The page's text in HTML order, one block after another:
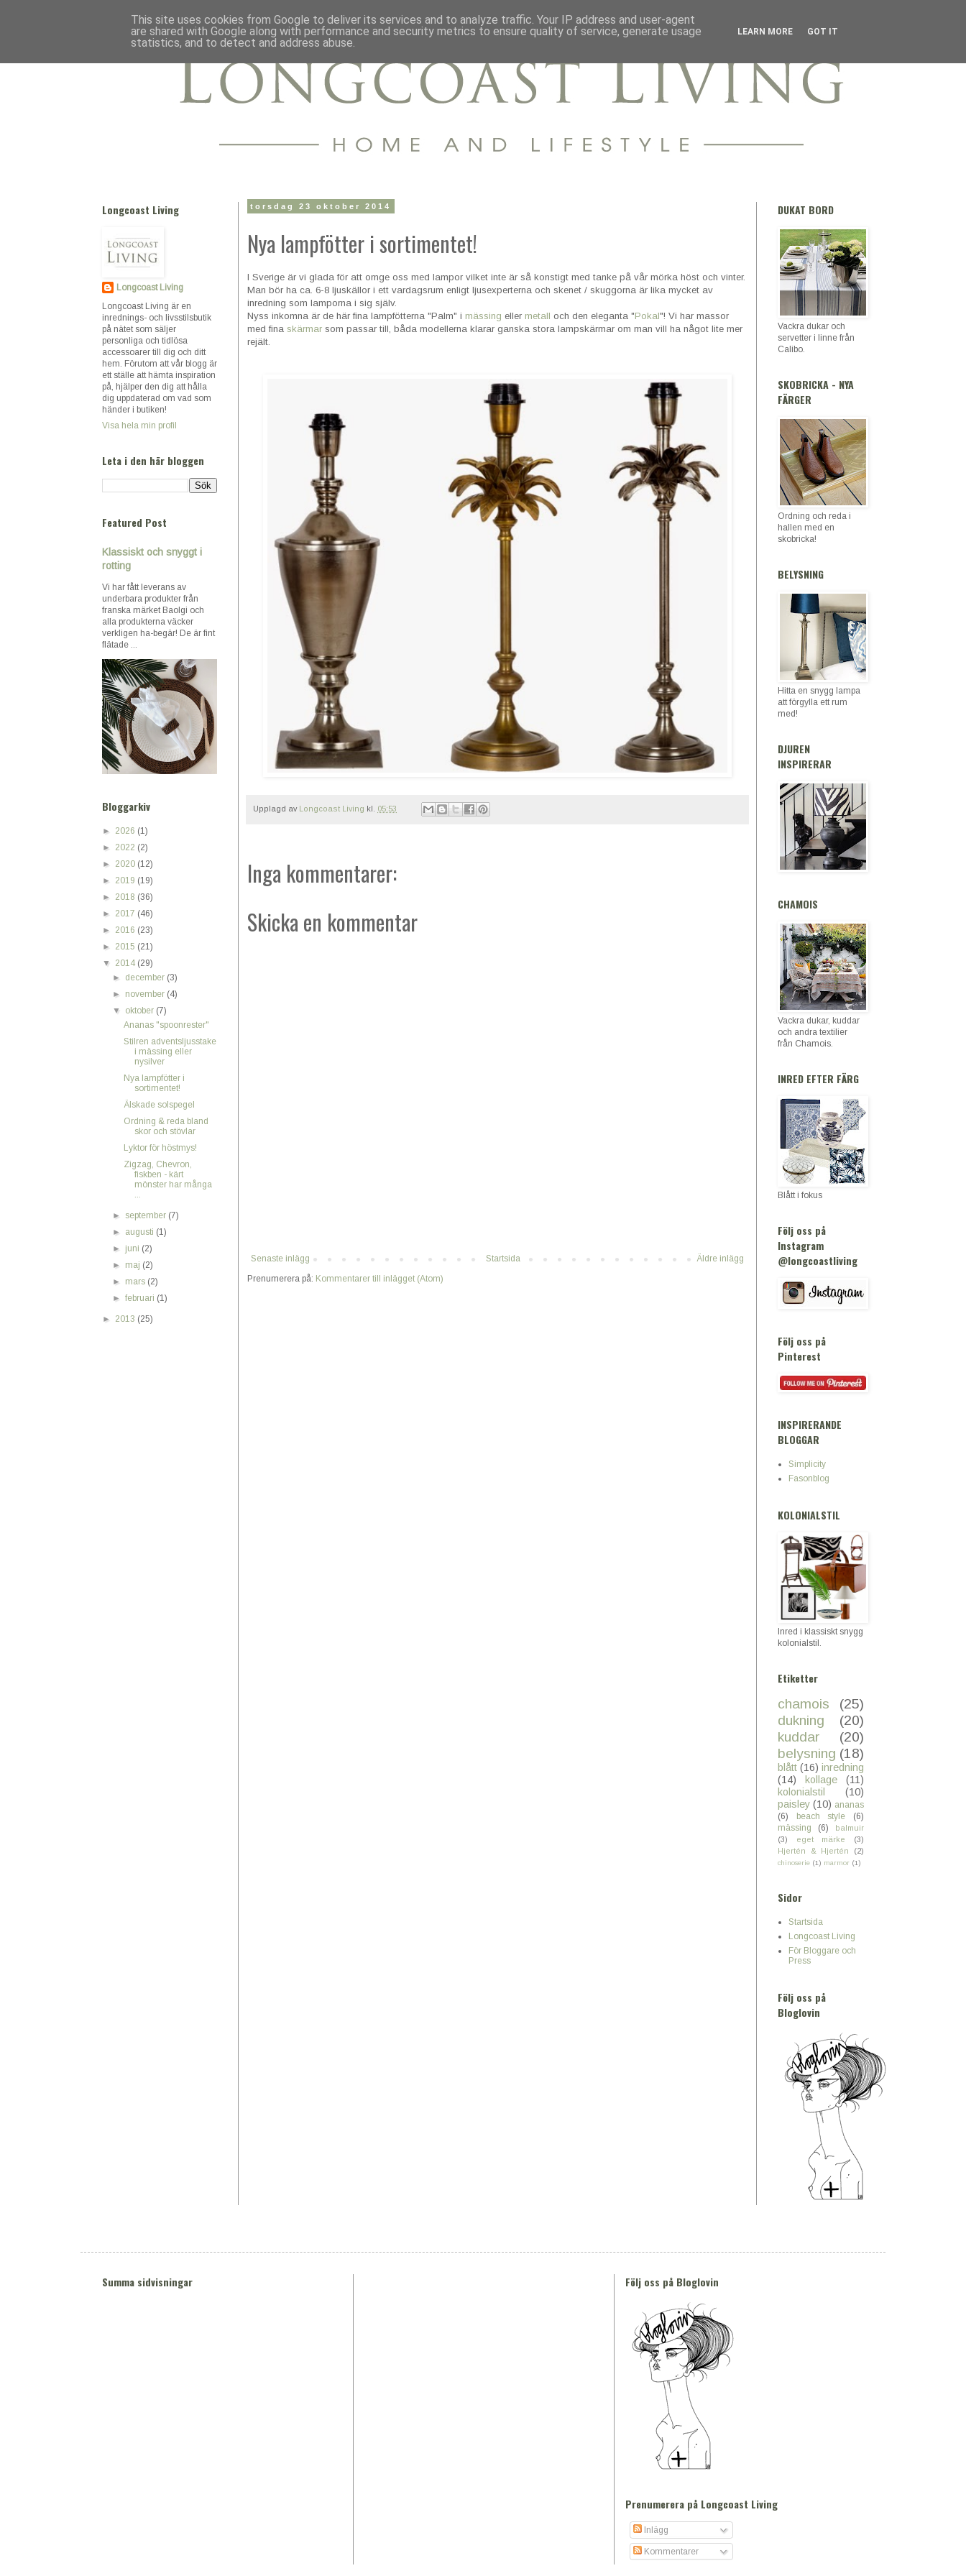
torsdag 23 oktober 2014
Nya lampfötter i sortimentet!
I Sverige är vi glada för att omge oss med lampor vilket inte är så konstigt med tanke på vår mörka höst och vinter.
Man bör ha ca. 6-8 ljuskällor i ett vardagsrum enligt ljusexperterna och skenet / skuggorna är lika mycket av
inredning som lamporna i sig själv.
Nyss inkomna är de här fina lampfötterna "Palm" i mässing eller metall och den eleganta "Pokal"! Vi har massor
med fina skärmar som passar till, båda modellerna klarar ganska stora lampskärmar om man vill ha något lite mer
rejält.
Upplagd av Longcoast Living kl. 05:53
Inga kommentarer:
Skicka en kommentar
Senaste inlägg Äldre inlägg
Startsida
Prenumerera på: Kommentarer till inlägget (Atom)
Longcoast Living
Longcoast Living
Longcoast Living är en
inrednings- och livsstilsbutik
på nätet som säljer
personliga och tidlösa
accessoarer till dig och ditt
hem. Förutom att vår blogg är
ett ställe att hämta inspiration
på, hjälper den dig att hålla
dig uppdaterad om vad som
händer i butiken!
Visa hela min profil
Leta i den här bloggen
Featured Post
Klassiskt och snyggt i
rotting
Vi har fått leverans av
underbara produkter från
franska märket Baolgi och
alla produkterna väcker
verkligen ha-begär! De är fint
flätade ...
Bloggarkiv
► 2026 (1)
► 2022 (2)
► 2020 (12)
► 2019 (19)
► 2018 (36)
► 2017 (46)
► 2016 (23)
► 2015 (21)
▼ 2014 (29)
► december (3)
► november (4)
▼ oktober (7)
Ananas "spoonrester"
Stilren adventsljusstake
i mässing eller
nysilver
Nya lampfötter i
sortimentet!
Älskade solspegel
Ordning & reda bland
skor och stövlar
Lyktor för höstmys!
Zigzag, Chevron,
fiskben - kärt
mönster har många
...
►september (7)
► augusti (1)
► juni (2)
► maj (2)
► mars (2)
►februari (1)
► 2013 (25)
DUKAT BORD
Vackra dukar och
servetter i linne från
Calibo.
SKOBRICKA - NYA
FÄRGER
Ordning och reda i
hallen med en
skobricka!
BELYSNING
Hitta en snygg lampa
att förgylla ett rum
med!
DJUREN
INSPIRERAR
CHAMOIS
Vackra dukar, kuddar
och andra textilier
från Chamois.
INRED EFTER FÄRG
Blått i fokus
Följ oss på
Instagram
@longcoastliving
Följ oss på
Pinterest
INSPIRERANDE
BLOGGAR
Simplicity
Fasonblog
KOLONIALSTIL
Inred i klassiskt snygg
kolonialstil.
Etiketter
chamois
(25)
dukning
(20)
kuddar
(20)
belysning (18)
blått (16) inredning
(14)
kollage
(11)
kolonialstil
(10)
paisley (10) ananas
(6)
beach style
(6)
mässing
(6)
balmuir
(3)
eget märke
(3)
Hjertén & Hjertén
(2)
chinoserie (1) marmor (1)
Sidor
Startsida
Longcoast Living
För Bloggare och
Press
Följ oss på
Bloglovin
Summa sidvisningar Följ oss på Bloglovin
Prenumerera på Longcoast Living
Inlägg
Kommentarer
This site uses cookies from Google to deliver its services and to analyze traffic. Your IP address and user-agent
are shared with Google along with performance and security metrics to ensure quality of service, generate usage
statistics, and to detect and address abuse.
LEARN MORE GOT IT